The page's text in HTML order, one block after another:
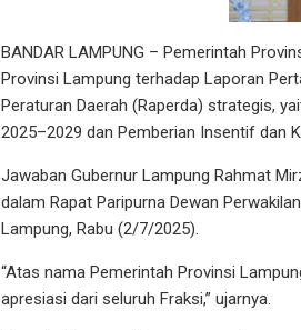
BANDAR LAMPUNG – Pemerintah
Provinsi Lampung terhadap Laporan
Peraturan Daerah (Raperda) strategis,
2025–2029 dan Pemberian Insentif dan
Jawaban Gubernur Lampung Rahmat
dalam Rapat Paripurna Dewan
Lampung, Rabu (2/7/2025).
“Atas nama Pemerintah Provinsi
apresiasi dari seluruh Fraksi,” ujarnya.